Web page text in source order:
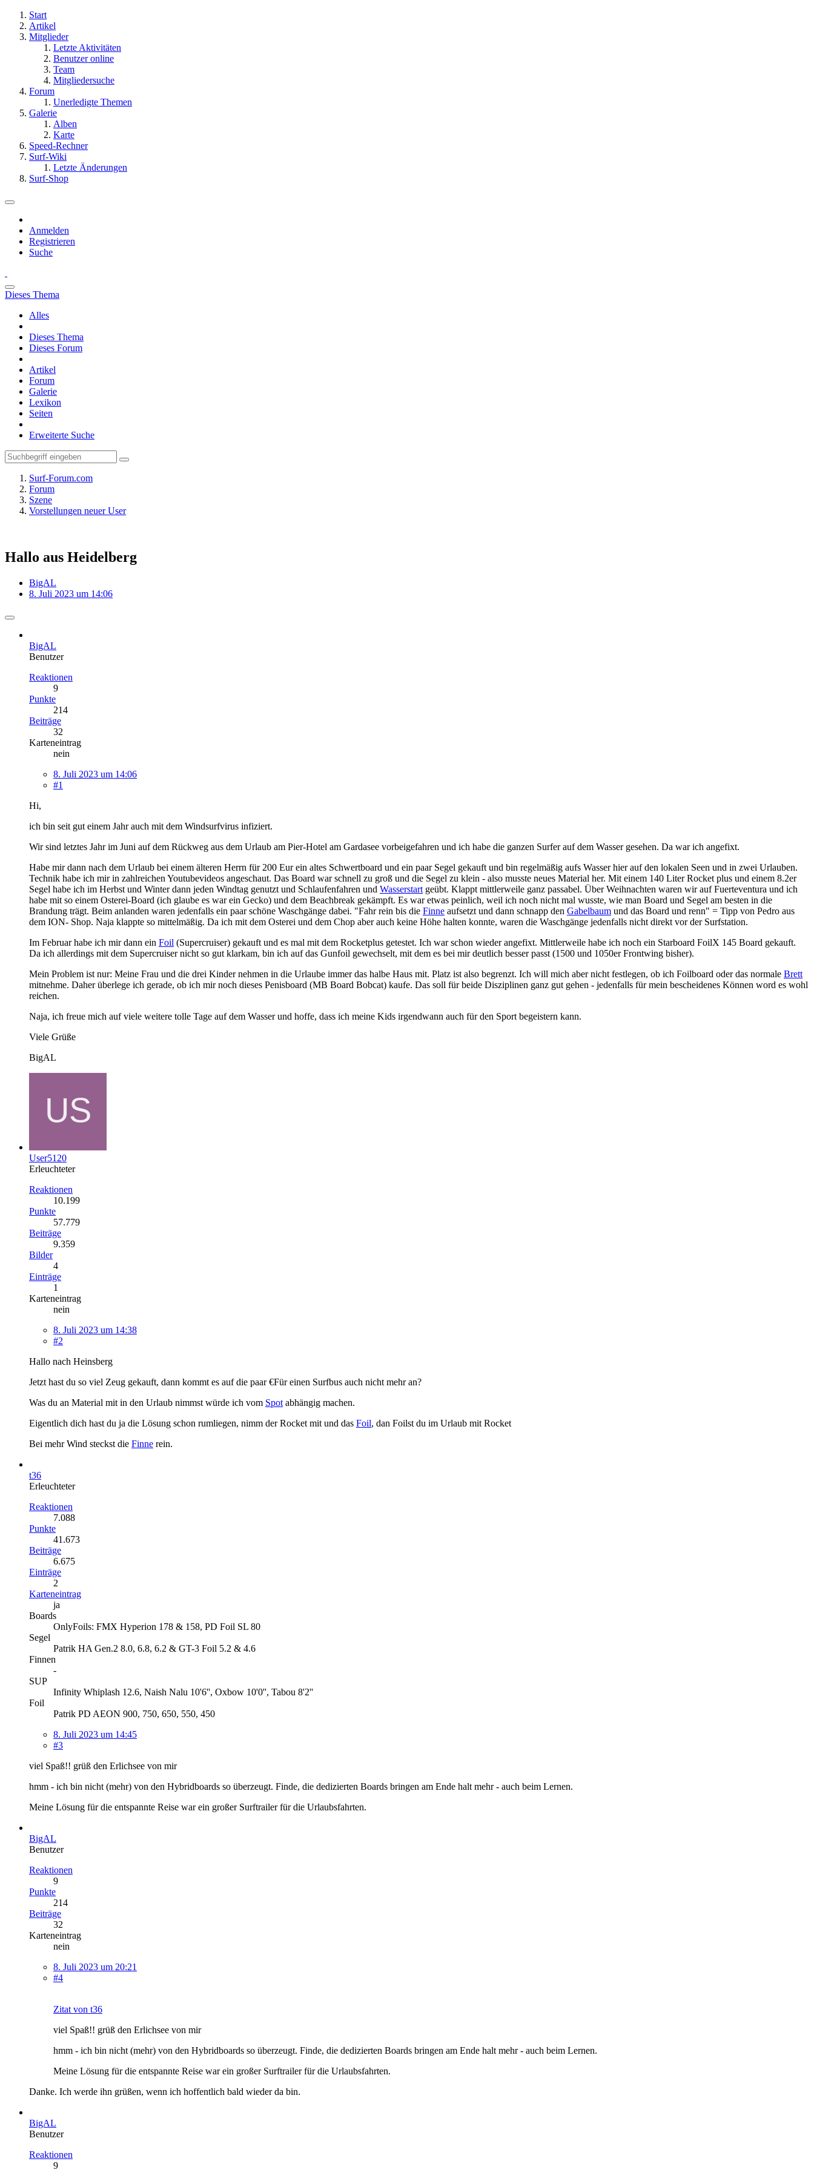
Start
Artikel
Mitglieder
Letzte Aktivitäten
Benutzer online
Team
Mitgliedersuche
Forum
Unerledigte Themen
Galerie
Alben
Karte
Speed-Rechner
Surf-Wiki
Letzte Änderungen
Surf-Shop
Anmelden
Registrieren
Suche
Dieses Thema
Alles
Dieses Thema
Dieses Forum
Artikel
Forum
Galerie
Lexikon
Seiten
Erweiterte Suche
Surf-Forum.com
Forum
Szene
Vorstellungen neuer User
Hallo aus Heidelberg
BigAL
8. Juli 2023 um 14:06
BigAL
Benutzer
Reaktionen
9
Punkte
214
Beiträge
32
Karteneintrag
nein
8. Juli 2023 um 14:06
#1
Hi,
ich bin seit gut einem Jahr auch mit dem Windsurfvirus infiziert.
Wir sind letztes Jahr im Juni auf dem Rückweg aus dem Urlaub am Pier-Hotel am Gardasee vorbeigefahren und ich habe die ganzen Surfer auf dem Wasser gesehen. Da war ich angefixt.
Habe mir dann nach dem Urlaub bei einem älteren Herrn für 200 Eur ein altes Schwertboard und ein paar Segel gekauft und bin regelmäßig aufs Wasser hier auf den lokalen Seen und in zwei Urlauben.
Technik habe ich mir in zahlreichen Youtubevideos angeschaut. Das Board war schnell zu groß und die Segel zu klein - also musste neues Material her. Mit einem 140 Liter Rocket plus und einem 8.2er
Segel habe ich im Herbst und Winter dann jeden Windtag genutzt und Schlaufenfahren und Wasserstart geübt. Klappt mittlerweile ganz passabel. Über Weihnachten waren wir auf Fuerteventura und ich
habe mit so einem Osterei-Board (ich glaube es war ein Gecko) und dem Beachbreak gekämpft. Es war etwas peinlich, weil ich noch nicht mal wusste, wie man Board und Segel am besten in die
Brandung trägt. Beim anlanden waren jedenfalls ein paar schöne Waschgänge dabei. "Fahr rein bis die Finne aufsetzt und dann schnapp den Gabelbaum und das Board und renn" = Tipp von Pedro aus
dem ION- Shop. Naja klappte so mittelmäßig. Da ich mit dem Osterei und dem Chop aber auch keine Höhe halten konnte, waren die Waschgänge jedenfalls nicht direkt vor der Surfstation.
Im Februar habe ich mir dann ein Foil (Supercruiser) gekauft und es mal mit dem Rocketplus getestet. Ich war schon wieder angefixt. Mittlerweile habe ich noch ein Starboard FoilX 145 Board gekauft.
Da ich allerdings mit dem Supercruiser nicht so gut klarkam, bin ich auf das Gunfoil gewechselt, mit dem es bei mir deutlich besser passt (1500 und 1050er Frontwing bisher).
Mein Problem ist nur: Meine Frau und die drei Kinder nehmen in die Urlaube immer das halbe Haus mit. Platz ist also begrenzt. Ich will mich aber nicht festlegen, ob ich Foilboard oder das normale Brett
mitnehme. Daher überlege ich gerade, ob ich mir noch dieses Penisboard (MB Board Bobcat) kaufe. Das soll für beide Disziplinen ganz gut gehen - jedenfalls für mein bescheidenes Können word es wohl
reichen.
Naja, ich freue mich auf viele weitere tolle Tage auf dem Wasser und hoffe, dass ich meine Kids irgendwann auch für den Sport begeistern kann.
Viele Grüße
BigAL
User5120
Erleuchteter
Reaktionen
10.199
Punkte
57.779
Beiträge
9.359
Bilder
4
Einträge
1
Karteneintrag
nein
8. Juli 2023 um 14:38
#2
Hallo nach Heinsberg
Jetzt hast du so viel Zeug gekauft, dann kommt es auf die paar €Für einen Surfbus auch nicht mehr an?
Was du an Material mit in den Urlaub nimmst würde ich vom Spot abhängig machen.
Eigentlich dich hast du ja die Lösung schon rumliegen, nimm der Rocket mit und das Foil, dan Foilst du im Urlaub mit Rocket
Bei mehr Wind steckst die Finne rein.
t36
Erleuchteter
Reaktionen
7.088
Punkte
41.673
Beiträge
6.675
Einträge
2
Karteneintrag
ja
Boards
OnlyFoils: FMX Hyperion 178 & 158, PD Foil SL 80
Segel
Patrik HA Gen.2 8.0, 6.8, 6.2 & GT-3 Foil 5.2 & 4.6
Finnen
-
SUP
Infinity Whiplash 12.6, Naish Nalu 10'6'', Oxbow 10'0'', Tabou 8'2''
Foil
Patrik PD AEON 900, 750, 650, 550, 450
8. Juli 2023 um 14:45
#3
viel Spaß!! grüß den Erlichsee von mir
hmm - ich bin nicht (mehr) von den Hybridboards so überzeugt. Finde, die dedizierten Boards bringen am Ende halt mehr - auch beim Lernen.
Meine Lösung für die entspannte Reise war ein großer Surftrailer für die Urlaubsfahrten.
BigAL
Benutzer
Reaktionen
9
Punkte
214
Beiträge
32
Karteneintrag
nein
8. Juli 2023 um 20:21
#4
Zitat von t36
viel Spaß!! grüß den Erlichsee von mir
hmm - ich bin nicht (mehr) von den Hybridboards so überzeugt. Finde, die dedizierten Boards bringen am Ende halt mehr - auch beim Lernen.
Meine Lösung für die entspannte Reise war ein großer Surftrailer für die Urlaubsfahrten.
Danke. Ich werde ihn grüßen, wenn ich hoffentlich bald wieder da bin.
BigAL
Benutzer
Reaktionen
9